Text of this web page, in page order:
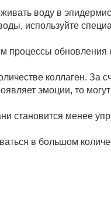
воду в
используйте
процессы обновления
коллаген. За
эмоции, то
становится менее
в большом